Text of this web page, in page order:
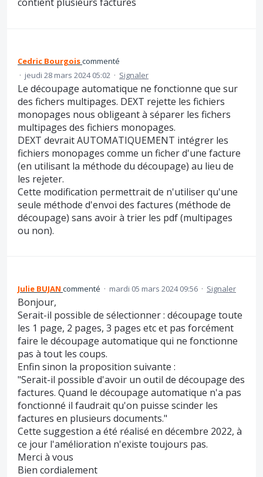
Cedric Bourgoiscommenté
· jeudi 28 mars 2024 05:02 · Signaler
Le découpage automatique ne fonctionne que sur
des fichers multipages. DEXT rejette les fichiers
monopages nous obligeant à séparer les fichers
multipages des fichiers monopages.
DEXT devrait AUTOMATIQUEMENT intégrer les
fichiers monopages comme un ficher d'une facture
(en utilisant la méthode du découpage) au lieu de
les rejeter.
Cette modification permettrait de n'utiliser qu'une
seule méthode d'envoi des factures (méthode de
découpage) sans avoir à trier les pdf (multipages
ou non).
Julie BUJAN commenté · mardi 05 mars 2024 09:56 · Signaler
Bonjour,
Serait-il possible de sélectionner : découpage toute
les 1 page, 2 pages, 3 pages etc et pas forcément
faire le découpage automatique qui ne fonctionne
pas à tout les coups.
Enfin sinon la proposition suivante :
"Serait-il possible d'avoir un outil de découpage des
factures. Quand le découpage automatique n'a pas
fonctionné il faudrait qu'on puisse scinder les
factures en plusieurs documents."
Cette suggestion a été réalisé en décembre 2022, à
ce jour l'amélioration n'existe toujours pas.
Merci à vous
Bien cordialement